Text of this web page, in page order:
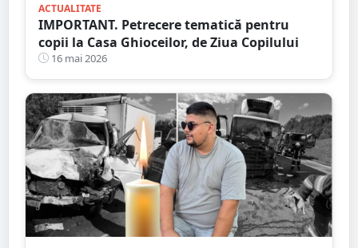
ACTUALITATE
IMPORTANT. Petrecere tematică pentru
copii la Casa Ghioceilor, de Ziua Copilului
16 mai 2026